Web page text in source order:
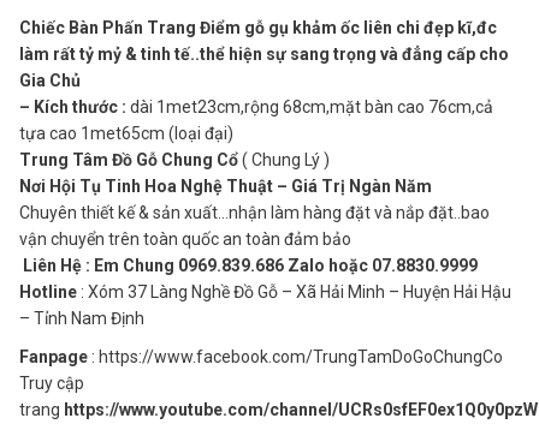
Chiếc Bàn Phấn Trang Điểm gỗ gụ khảm ốc liên chi đẹp kĩ,đc
làm rất tỷ mỷ & tinh tế..thể hiện sự sang trọng và đẳng cấp cho
Gia Chủ
– Kích thước : dài 1met23cm,rộng 68cm,mặt bàn cao 76cm,cả
tựa cao 1met65cm (loại đại)
Trung Tâm Đồ Gỗ Chung Cổ( Chung Lý )
Nơi Hội Tụ Tinh Hoa Nghệ Thuật – Giá Trị Ngàn Năm
Chuyên thiết kế & sản xuất…nhận làm hàng đặt và nắp đặt..bao
vận chuyển trên toàn quốc an toàn đảm bảo
Liên Hệ : Em Chung 0969.839.686 Zalo hoặc 07.8830.9999
Hotline : Xóm 37 Làng Nghề Đồ Gỗ – Xã Hải Minh – Huyện Hải Hậu
– Tỉnh Nam Định
Fanpage : https://www.facebook.com/TrungTamDoGoChungCo
Truy cập
trang https://www.youtube.com/channel/